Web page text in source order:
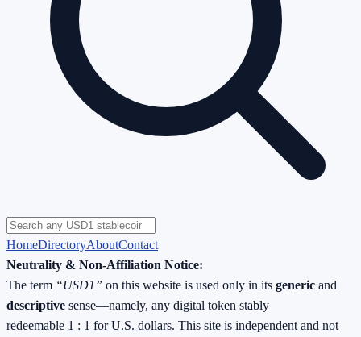
HomeDirectoryAboutContact
Neutrality & Non-Affiliation Notice:
The term “USD1” on this website is used only in its generic and
descriptive sense—namely, any digital token stably
redeemable 1 : 1 for U.S. dollars. This site is independent and not